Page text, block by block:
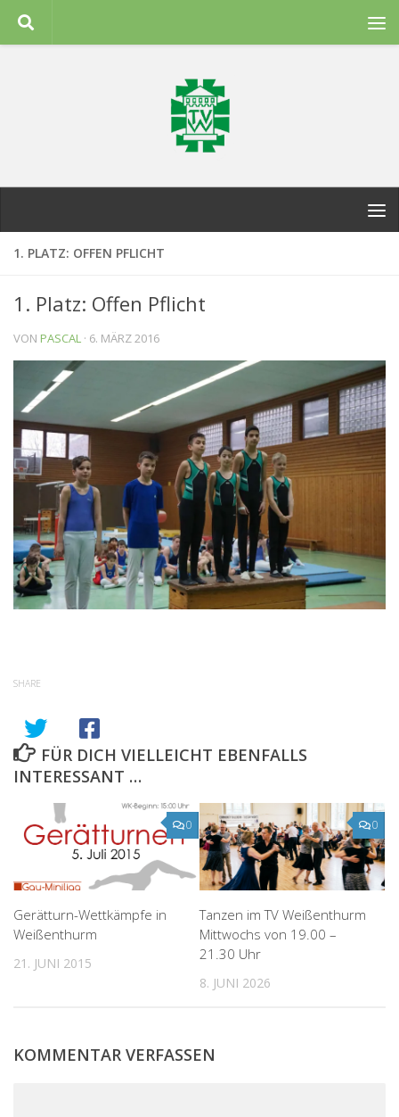
Zum Inhalt springen
1. PLATZ: OFFEN PFLICHT
1. Platz: Offen Pflicht
VON PASCAL · 6. MÄRZ 2016
SHARE
FÜR DICH VIELLEICHT EBENFALLS
INTERESSANT …
0
Gerätturn-Wettkämpfe in
Weißenthurm
21. JUNI 2015
0
Tanzen im TV Weißenthurm
Mittwochs von 19.00 –
21.30 Uhr
8. JUNI 2026
KOMMENTAR VERFASSEN